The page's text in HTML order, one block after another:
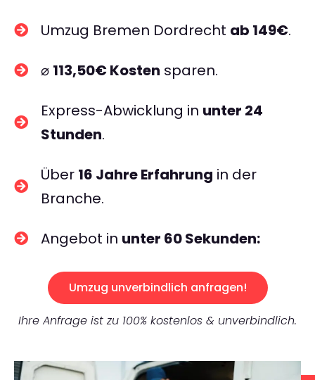
Umzug Bremen Dordrecht ab 149€.
⌀ 113,50€ Kosten sparen.
Express-Abwicklung in unter 24
Stunden.
Über 16 Jahre Erfahrung in der
Branche.
Angebot in unter 60 Sekunden:
Umzug unverbindlich anfragen!
Ihre Anfrage ist zu 100% kostenlos & unverbindlich.